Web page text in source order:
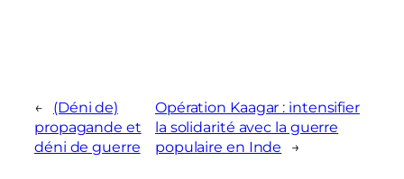
←
(Déni de)
propagande et
déni de guerre
Opération Kaagar : intensifier
la solidarité avec la guerre
populaire en Inde
→